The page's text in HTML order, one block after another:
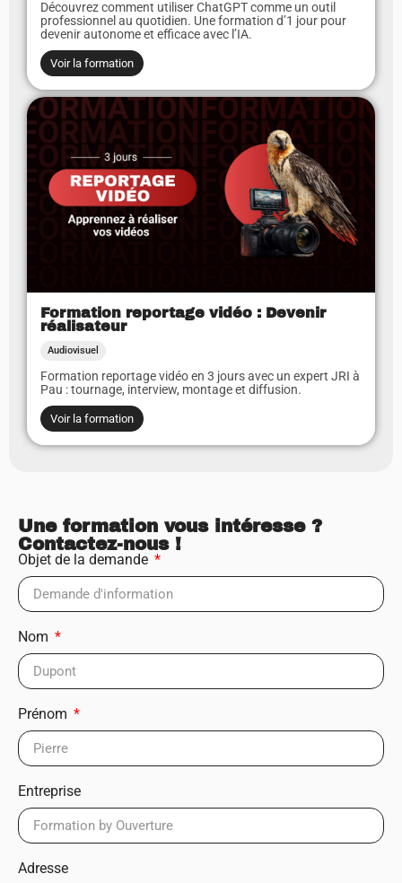
Découvrez comment utiliser ChatGPT comme un outil
professionnel au quotidien. Une formation d’1 jour pour
devenir autonome et efficace avec l’IA.
Voir la formation
Formation reportage vidéo : Devenir
réalisateur
Audiovisuel
Formation reportage vidéo en 3 jours avec un expert JRI à
Pau : tournage, interview, montage et diffusion.
Voir la formation
Une formation vous intéresse ?
Contactez-nous !
Objet de la demande
Nom
Prénom
Entreprise
Adresse